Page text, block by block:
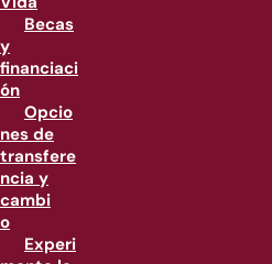
Becas
y
financiaci
ón
Opcio
nes de
transfere
ncia y
cambi
o
Experi